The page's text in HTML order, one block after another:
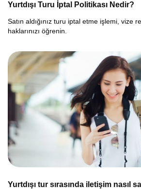
Yurtdışı Turu İptal Politikası Nedir?
Satın aldığınız turu iptal etme işlemi, vize
haklarınızı öğrenin.
Yurtdışı tur sırasında iletişim nasıl